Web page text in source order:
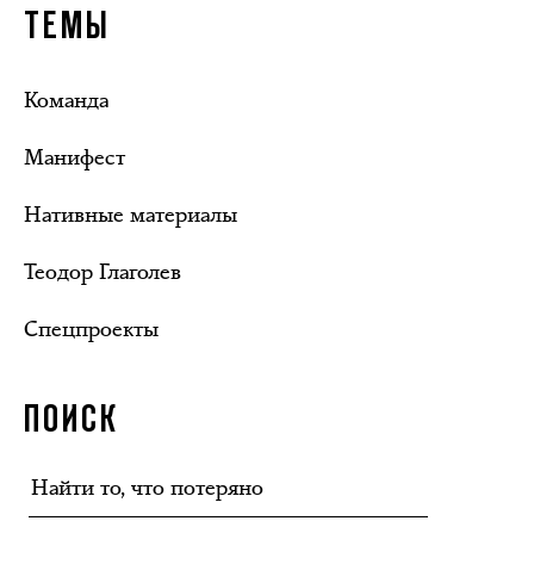
ТЕМЫ
Команда
Манифест
Нативные материалы
Теодор Глаголев
Спецпроекты
ПОИСК